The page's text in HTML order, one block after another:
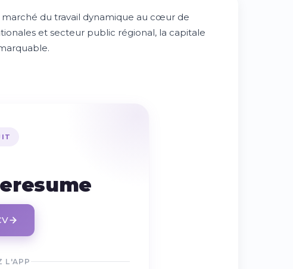
du travail dynamique au cœur de
et secteur public régional, la capitale
L'APP